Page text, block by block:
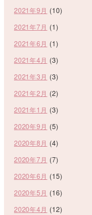
2021年9月 (10)
2021年7月 (1)
2021年6月 (1)
2021年4月 (3)
2021年3月 (3)
2021年2月 (2)
2021年1月 (3)
2020年9月 (5)
2020年8月 (4)
2020年7月 (7)
2020年6月 (15)
2020年5月 (16)
2020年4月 (12)